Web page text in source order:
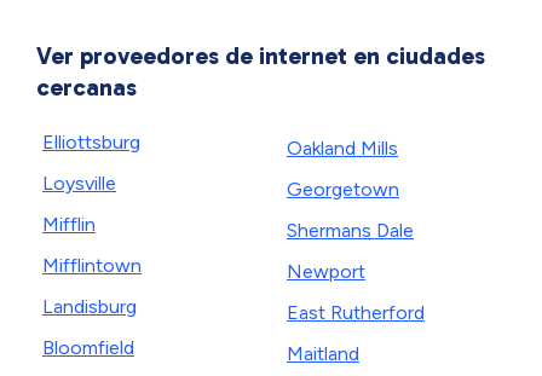
Ver proveedores de internet en ciudades
cercanas
Elliottsburg
Loysville
Mifflin
Mifflintown
Landisburg
Bloomfield
Oakland Mills
Georgetown
Shermans Dale
Newport
East Rutherford
Maitland